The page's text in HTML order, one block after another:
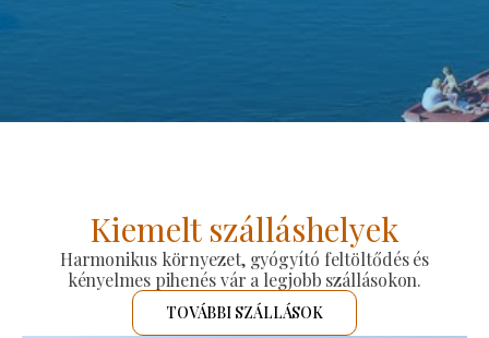
Kiemelt szálláshelyek
Harmonikus környezet, gyógyító feltöltődés és
kényelmes pihenés vár a legjobb szállásokon.
TOVÁBBI SZÁLLÁSOK